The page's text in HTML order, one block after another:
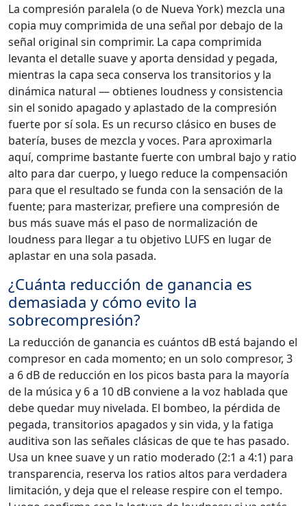
La compresión paralela (o de Nueva York) mezcla una
copia muy comprimida de una señal por debajo de la
señal original sin comprimir. La capa comprimida
levanta el detalle suave y aporta densidad y pegada,
mientras la capa seca conserva los transitorios y la
dinámica natural — obtienes loudness y consistencia
sin el sonido apagado y aplastado de la compresión
fuerte por sí sola. Es un recurso clásico en buses de
batería, buses de mezcla y voces. Para aproximarla
aquí, comprime bastante fuerte con umbral bajo y ratio
alto para dar cuerpo, y luego reduce la compensación
para que el resultado se funda con la sensación de la
fuente; para masterizar, prefiere una compresión de
bus más suave más el paso de normalización de
loudness para llegar a tu objetivo LUFS en lugar de
aplastar en una sola pasada.
¿Cuánta reducción de ganancia es
demasiada y cómo evito la
sobrecompresión?
La reducción de ganancia es cuántos dB está bajando el
compresor en cada momento; en un solo compresor, 3
a 6 dB de reducción en los picos basta para la mayoría
de la música y 6 a 10 dB conviene a la voz hablada que
debe quedar muy nivelada. El bombeo, la pérdida de
pegada, transitorios apagados y sin vida, y la fatiga
auditiva son las señales clásicas de que te has pasado.
Usa un knee suave y un ratio moderado (2:1 a 4:1) para
transparencia, reserva los ratios altos para verdadera
limitación, y deja que el release respire con el tempo.